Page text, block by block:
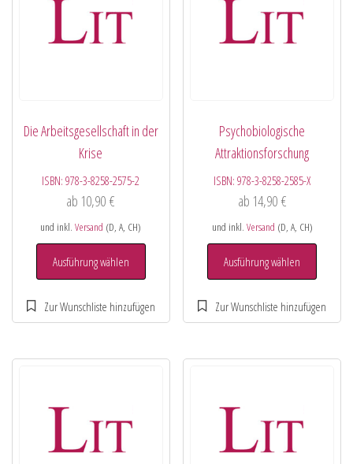
Die Arbeitsgesellschaft in der
Krise
ISBN:978-3-8258-2575-2
ab 10,90€
und inkl.Versand (D, A, CH)
Ausführung wählen
Psychobiologische
Attraktionsforschung
ISBN:978-3-8258-2585-X
ab 14,90 €
und inkl. Versand (D, A, CH)
Ausführung wählen